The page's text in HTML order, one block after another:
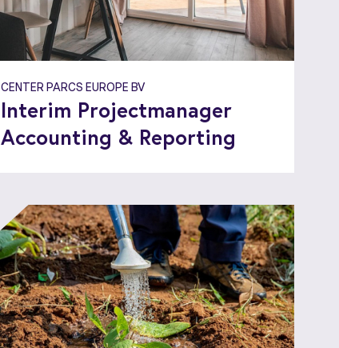
CENTER PARCS EUROPE BV
Interim Projectmanager
Accounting & Reporting